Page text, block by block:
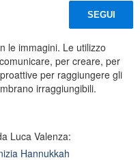
SEGUI
le immagini. Le utilizzo
per creare, per
per raggiungere gli
irraggiungibili.
Luca Valenza:
Hannukkah